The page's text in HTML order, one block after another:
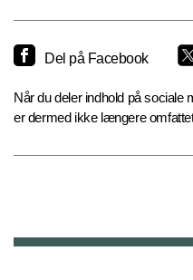
Del på Facebook
Når du deler indhold på sociale
er dermed ikke længere